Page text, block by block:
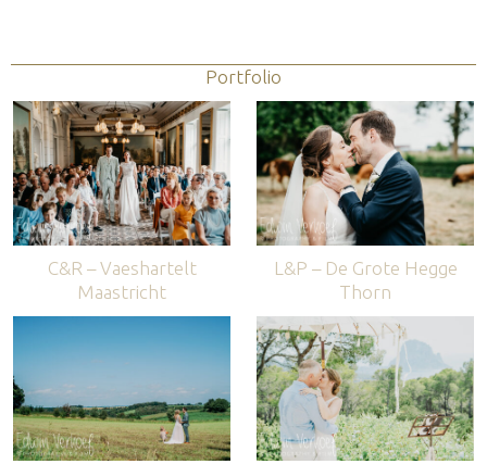
Portfolio
C&R – Vaeshartelt
Maastricht
L&P – De Grote Hegge
Thorn